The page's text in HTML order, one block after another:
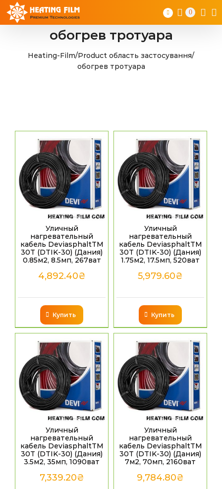
Skip
0
обогрев тротуара
Heating-Film/Product область застосування/
обогрев тротуара
Уличный
нагревательный
кабель DeviasphaltTM
30T (DTIK-30) (Дания)
0.85м2, 8.5мп, 267ват
4,892.40₴
Купить
Уличный
нагревательный
кабель DeviasphaltTM
30T (DTIK-30) (Дания)
1.75м2, 17.5мп, 520ват
5,979.60₴
Купить
Уличный
нагревательный
кабель DeviasphaltTM
30T (DTIK-30) (Дания)
3.5м2, 35мп, 1090ват
7,339.20₴
Уличный
нагревательный
кабель DeviasphaltTM
30T (DTIK-30) (Дания)
7м2, 70мп, 2160ват
9,784.80₴